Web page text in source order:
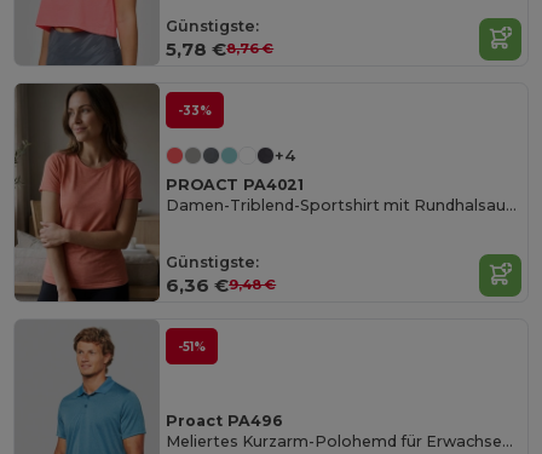
Günstigste:
5,78 €8,76 €
-33%
+4
PROACT PA4021
Damen-Triblend-Sportshirt mit Rundhalsausschnitt
Günstigste:
6,36 €9,48 €
-51%
Proact PA496
Meliertes Kurzarm-Polohemd für Erwachsene